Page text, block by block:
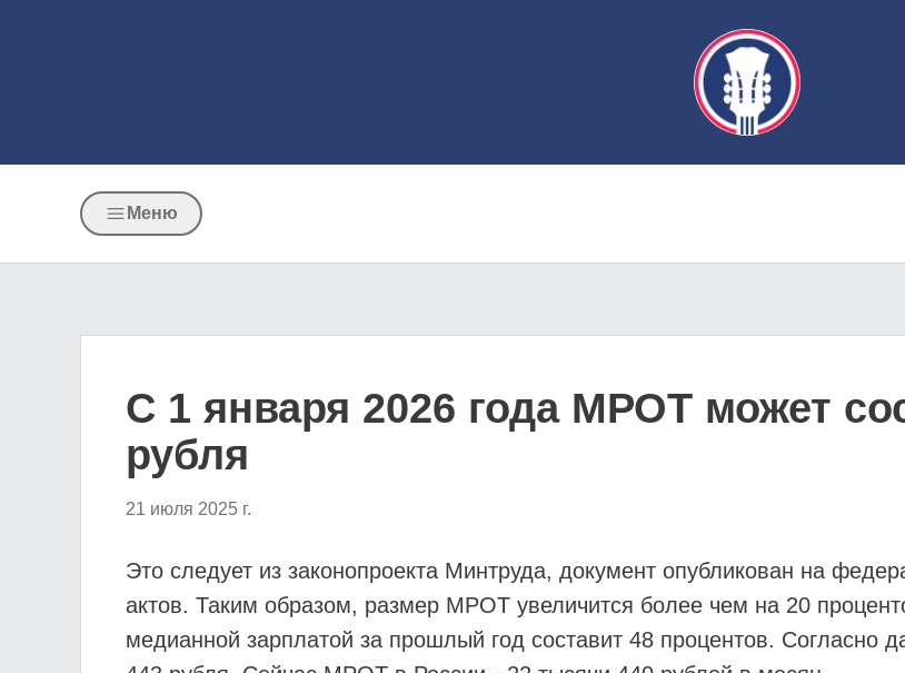
Меню
С 1 января 2026 года МРОТ может
рубля
21 июля 2025 г.
Это следует из законопроекта Минтруда, документ опубликован на
актов. Таким образом, размер МРОТ увеличится более чем на 20
медианной зарплатой за прошлый год составит 48 процентов. Согласно